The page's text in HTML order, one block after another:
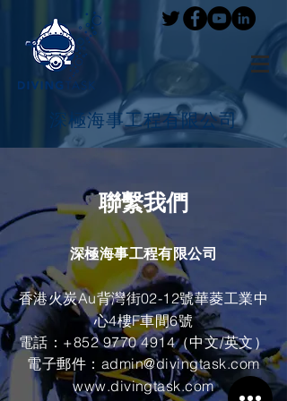
深極海事工程有限公司
聯繫我們
深極海事工程有限公司
香港火炭Au背灣街02-12號華菱工業中
心4樓F車間6號
電話：+8529770 4914（中文/英文）
電子郵件： admin@divingtask.com
www.divingtask.com